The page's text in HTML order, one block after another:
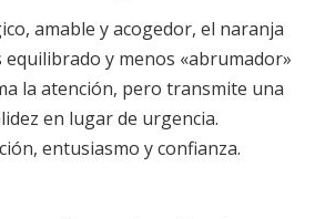
amable y acogedor, el naranja
equilibrado y menos «abrumador»
la atención, pero transmite una
en lugar de urgencia.
entusiasmo y confianza.